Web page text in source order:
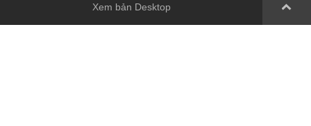
Xem bản Desktop